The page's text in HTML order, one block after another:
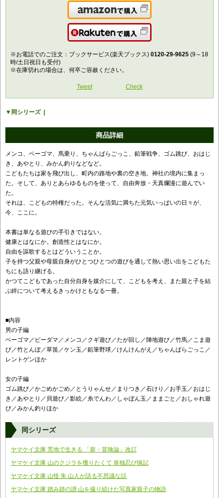
Amazonで購入
楽天で購入
※お電話でのご注文：ブックサービス(楽天ブックス) 0120-29-9625 (9～18
時/土日祝日も受付)
※在庫切れの場合は、何卒ご容赦ください。
Tweet Check
同シリーズ
商品詳細
メンコ、ベーゴマ、馬乗り、ちゃんばらごっこ、鉛筆戦争、ゴム跳び、おはじ
き、あやとり、みかん釣りなどなど。
こどもたちは家を飛び出し、町内の路地や裏の空き地、神社の境内に集まっ
た。そして、ありとあらゆるものを使って、自由奔放・天真爛漫に遊んでい
た。
それは、こどもの特権だった。そんな活気に満ちた元気いっぱいの日々が、
今、ここに。
本書は単なる遊びの手引きではない。
健康とはなにか。創造性とはなにか。
自由を謳歌するとはどういうことか。
子を持つ父親や母親自身がひとつひとつの遊びを通して熱い思い出をこどもた
ちにも語り継げる。
かつてこどもであった自分自身を媒介にして、こどもを考え、また親と子を結
ぶ絆について考えるきっかけともなる一冊。
■内容
男の子編
ベーゴマ／ビーダマ／メンコ／クギ遊び／たが回し／陣地遊び／竹馬／こま遊
び／竹とんぼ／草笛／ケン玉／鉛筆野球／けんけんがえ／ちゃんばらごっこ／
レントゲンほか
女の子編
ゴム跳び／かごめかごめ／とうりゃんせ／まりつき／石けり／お手玉／おはじ
き／あやとり／貝遊び／影絵／糸でんわ／しゃぼん玉／ままごと／おしゃれ遊
び／みかん釣りほか
同シリーズ
ヤマケイ文庫 荒地で生きる 「新・冒険論」改訂
ヤマケイ文庫 山のクジラを獲りたくて 単独忍び猟記
ヤマケイ文庫 山怪 朱 山人が語る不思議な話
ヤマケイ文庫 踏み跡の譜 山を撮り続けた写真家親子の物語